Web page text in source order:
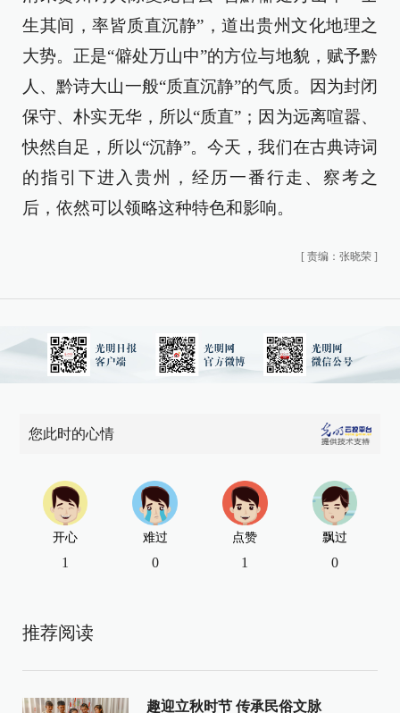
生其间，率皆质直沉静”，道出贵州文化地理之
大势。正是“僻处万山中”的方位与地貌，赋予黔
人、黔诗大山一般“质直沉静”的气质。因为封闭
保守、朴实无华，所以“质直”；因为远离喧嚣、
快然自足，所以“沉静”。今天，我们在古典诗词
的指引下进入贵州，经历一番行走、察考之
后，依然可以领略这种特色和影响。
[ 责编：张晓荣 ]
您此时的心情
开心
1
难过
0
点赞
1
飘过
0
推荐阅读
趣迎立秋时节 传承民俗文脉